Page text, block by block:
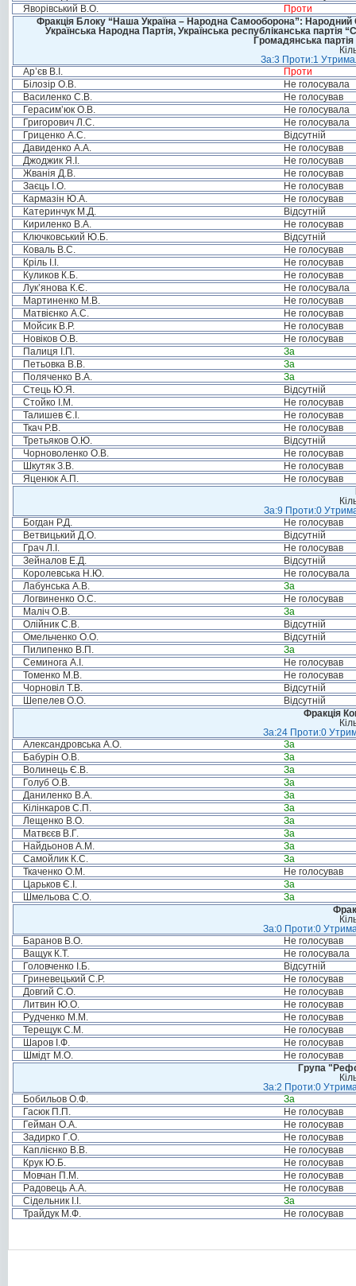
Яворівський В.О.
Проти
Фракція Блоку “Наша Україна – Народна Самооборона”: Народний
Українська Народна Партія, Українська республіканська
Громадянська
За:3 Проти:1
Ар’єв В.І.
Проти
Білозір О.В.
Не голосувала
Василенко С.В.
Не голосував
Герасим’юк О.В.
Не голосувала
Григорович Л.С.
Не голосувала
Гриценко А.С.
Відсутній
Давиденко А.А.
Не голосував
Джоджик Я.І.
Не голосував
Жванія Д.В.
Не голосував
Заєць І.О.
Не голосував
Кармазін Ю.А.
Не голосував
Катеринчук М.Д.
Відсутній
Кириленко В.А.
Не голосував
Ключковський Ю.Б.
Відсутній
Коваль В.С.
Не голосував
Кріль І.І.
Не голосував
Куликов К.Б.
Не голосував
Лук’янова К.Є.
Не голосувала
Мартиненко М.В.
Не голосував
Матвієнко А.С.
Не голосував
Мойсик В.Р.
Не голосував
Новіков О.В.
Не голосував
Палиця І.П.
За
Петьовка В.В.
За
Поляченко В.А.
За
Стець Ю.Я.
Відсутній
Стойко І.М.
Не голосував
Талишев Є.І.
Не голосував
Ткач Р.В.
Не голосував
Третьяков О.Ю.
Відсутній
Чорноволенко О.В.
Не голосував
Шкутяк З.В.
Не голосував
Яценюк А.П.
Не голосував
За:9 Проти:0
Богдан Р.Д.
Не голосував
Ветвицький Д.О.
Відсутній
Грач Л.І.
Не голосував
Зейналов Е.Д.
Відсутній
Королевська Н.Ю.
Не голосувала
Лабунська А.В.
За
Логвиненко О.С.
Не голосував
Маліч О.В.
За
Олійник С.В.
Відсутній
Омельченко О.О.
Відсутній
Пилипенко В.П.
За
Семинога А.І.
Не голосував
Томенко М.В.
Не голосував
Чорновіл Т.В.
Відсутній
Шепелев О.О.
Відсутній
Фракція
За:24 Проти:0
Александровська А.О.
За
Бабурін О.В.
За
Волинець Є.В.
За
Голуб О.В.
За
Даниленко В.А.
За
Кілінкаров С.П.
За
Лещенко В.О.
За
Матвєєв В.Г.
За
Найдьонов А.М.
За
Самойлик К.С.
За
Ткаченко О.М.
Не голосував
Царьков Є.І.
За
Шмельова С.О.
За
За:0 Проти:0
Баранов В.О.
Не голосував
Ващук К.Т.
Не голосувала
Головченко І.Б.
Відсутній
Гриневецький С.Р.
Не голосував
Довгий С.О.
Не голосував
Литвин Ю.О.
Не голосував
Рудченко М.М.
Не голосував
Терещук С.М.
Не голосував
Шаров І.Ф.
Не голосував
Шмідт М.О.
Не голосував
Група
За:2 Проти:0
Бобильов О.Ф.
За
Гасюк П.П.
Не голосував
Гейман О.А.
Не голосував
Задирко Г.О.
Не голосував
Каплієнко В.В.
Не голосував
Крук Ю.Б.
Не голосував
Мовчан П.М.
Не голосував
Радовець А.А.
Не голосував
Сідельник І.І.
За
Трайдук М.Ф.
Не голосував